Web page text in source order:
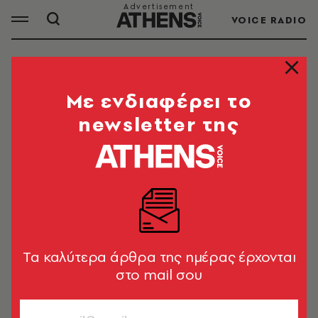
VOICE RADIO
ΜΠΑΡ BAR
ΟΛΑ ΤΑ ΑΡΘΡΑ ΤΟΥ TAG
ΚΟΣΜΟΣ
Μοντανά παραδέχεται ότι δεν έκανε
ελέγχους για 5 χρόνια στο κλαμπ
Mε ενδιαφέρει το
newsletter της
Tα καλύτερα άρθρα της ημέρας έρχονται
στο mail σου